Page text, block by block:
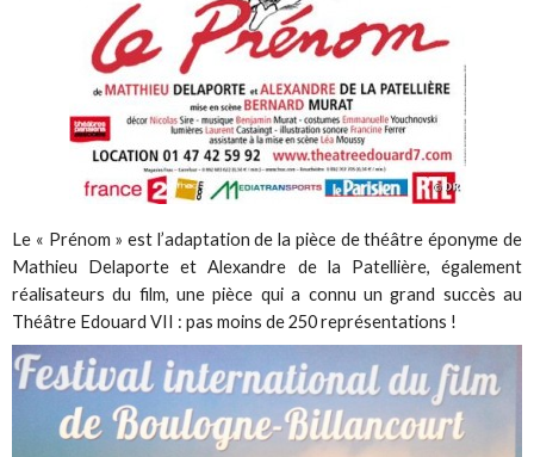
Le « Prénom » est l’adaptation de la pièce de théâtre éponyme de
Mathieu Delaporte et Alexandre de la Patellière, également
réalisateurs du film, une pièce qui a connu un grand succès au
Théâtre Edouard VII : pas moins de 250 représentations !